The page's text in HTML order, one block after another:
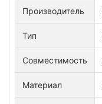
Производитель
Тип
Совместимость
Материал